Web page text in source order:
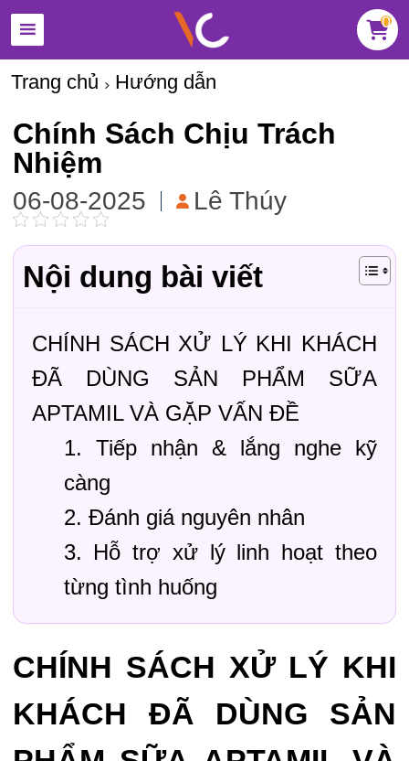
0
Trang chủ Hướng dẫn
Chính Sách Chịu Trách
Nhiệm
06-08-2025 Lê Thúy
Nội dung bài viết
CHÍNH SÁCH XỬ LÝ KHI KHÁCH
ĐÃ DÙNG SẢN PHẨM SỮA
APTAMIL VÀ GẶP VẤN ĐỀ
1. Tiếp nhận & lắng nghe kỹ
càng
2. Đánh giá nguyên nhân
3. Hỗ trợ xử lý linh hoạt theo
từng tình huống
CHÍNH SÁCH XỬ LÝ KHI
KHÁCH ĐÃ DÙNG SẢN